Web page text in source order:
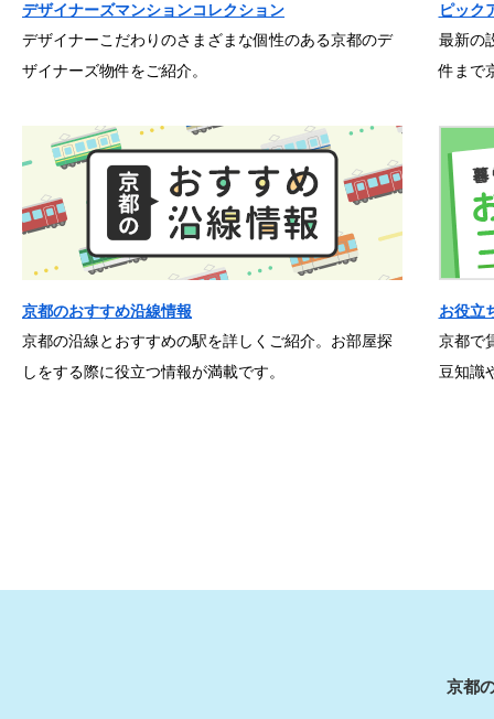
デザイナーズマンションコレクション
デザイナーこだわりのさまざまな個性のある京都のデ
ザイナーズ物件をご紹介。
ピック
最新の
件まで
京都のおすすめ沿線情報
京都の沿線とおすすめの駅を詳しくご紹介。お部屋探
しをする際に役立つ情報が満載です。
お役立
京都で
豆知識
京都